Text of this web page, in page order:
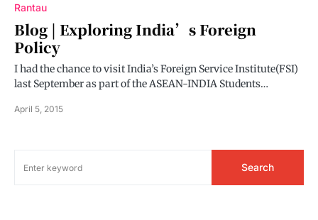
Rantau
Blog | Exploring India’s Foreign
Policy
I had the chance to visit India’s Foreign Service Institute(FSI)
last September as part of the ASEAN-INDIA Students…
April 5, 2015
Search